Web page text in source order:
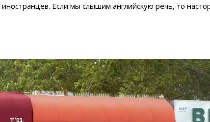
Если мы слышим английскую речь, то